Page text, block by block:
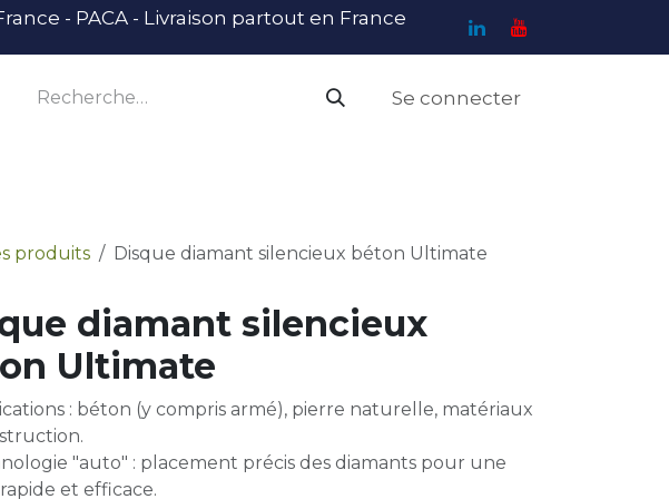
- PACA - Livraison partout en France
Se connecter
produits Disque diamant silencieux béton Ultimate
diamant silencieux
Ultimate
: béton (y compris armé), pierre naturelle, matériaux
"auto" : placement précis des diamants pour une
et efficace.